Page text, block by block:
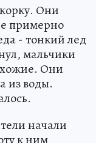
Они
примерно
- тонкий лед
мальчики
Они
из воды.
начали
к ним